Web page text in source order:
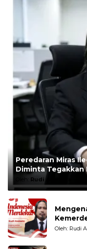
Peredaran Miras
Diminta Tegakkan
Oleh: Rudi Andesta
Oleh: Rudi